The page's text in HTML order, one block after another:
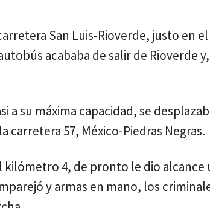
San Luis-Rioverde, justo en el
acababa de salir de Rioverde
a su máxima capacidad, se
57, México-Piedras Negras.
kilómetro 4, de pronto le dio alcance
y armas en mano, los